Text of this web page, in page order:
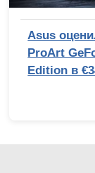
Asus
ProArt
Edition в